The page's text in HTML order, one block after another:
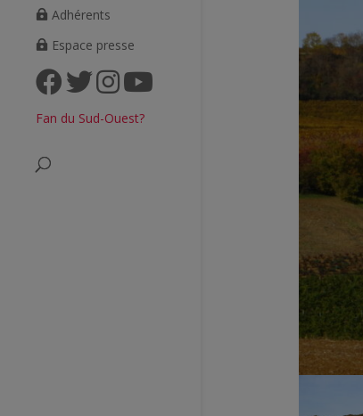
Adhérents
Espace presse
Fan du Sud-Ouest?